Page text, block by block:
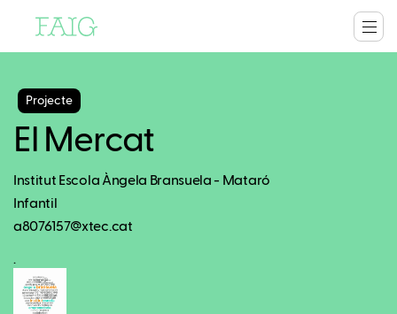
Projecte
El Mercat
Institut Escola Àngela Bransuela - Mataró
Infantil
a8076157@xtec.cat
.